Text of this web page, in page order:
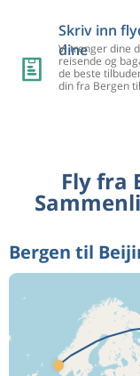
Skriv inn
dine
Vi trenger dine
reisende og
de beste
din fra Bergen
Fly fra
Bergen til